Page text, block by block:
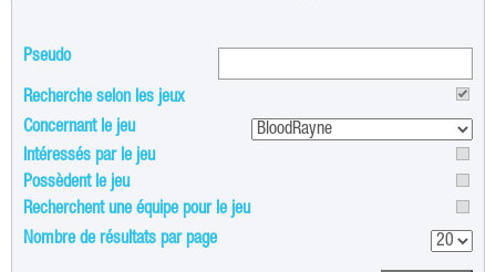
Pseudo
Recherche selon les jeux
Concernant le jeu
Intéressés par le jeu
Possèdent le jeu
Recherchent une équipe pour le jeu
Nombre de résultats par page